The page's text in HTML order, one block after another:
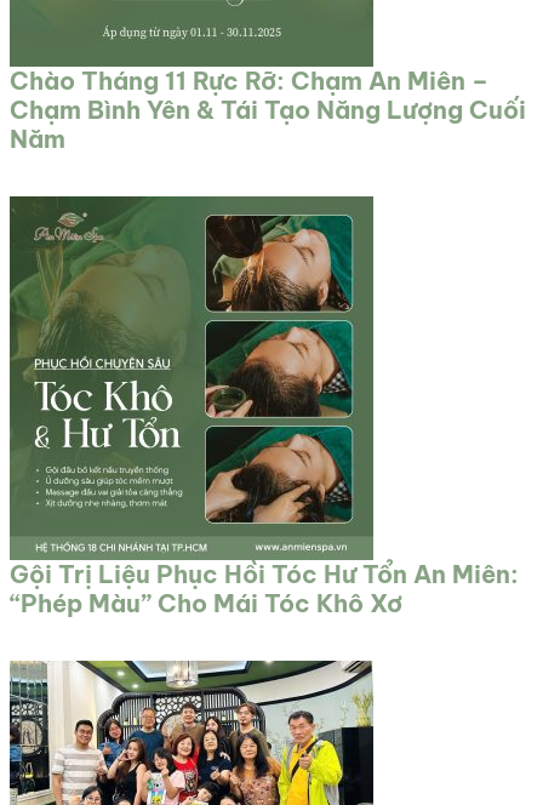
Chào Tháng 11 Rực Rỡ: Chạm An Miên –
Chạm Bình Yên & Tái Tạo Năng Lượng Cuối
Năm
Gội Trị Liệu Phục Hồi Tóc Hư Tổn An Miên:
“Phép Màu” Cho Mái Tóc Khô Xơ